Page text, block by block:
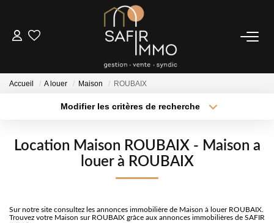
ACHETER
Notre Syndic
Accueil A louer Maison ROUBAIX
Modifier les critères de recherche
Sélectionnez...
Type de bien
Surface min
Créer une alerte
Location Maison ROUBAIX - Maison a
louer à ROUBAIX
Sur notre site consultez les annonces immobilière de Maison à louer ROUBAIX.
Trouvez votre Maison sur ROUBAIX grâce aux annonces immobilières de SAFIR